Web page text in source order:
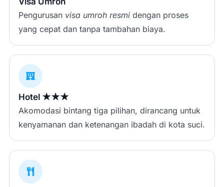
Pengurusan visa umroh resmi dengan proses
yang cepat dan tanpa tambahan biaya.
Hotel ★★★
Akomodasi bintang tiga pilihan, dirancang untuk
kenyamanan dan ketenangan ibadah di kota suci.